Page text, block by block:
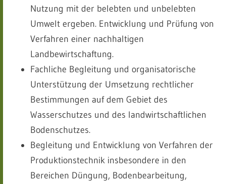
Nutzung mit der belebten und unbelebten
Umwelt ergeben. Entwicklung und Prüfung von
Verfahren einer nachhaltigen
Landbewirtschaftung.
Fachliche Begleitung und organisatorische
Unterstützung der Umsetzung rechtlicher
Bestimmungen auf dem Gebiet des
Wasserschutzes und des landwirtschaftlichen
Bodenschutzes.
Begleitung und Entwicklung von Verfahren der
Produktionstechnik insbesondere in den
Bereichen Düngung, Bodenbearbeitung,